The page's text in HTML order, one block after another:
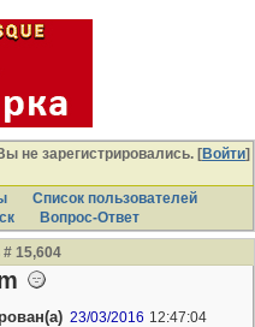
не зарегистрировались. [Войти]
Список пользователей
Вопрос-Ответ
15,604
23/03/2016 12:47:04